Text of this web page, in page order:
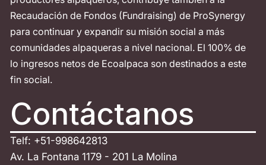
Recaudación de Fondos (Fundraising) de ProSynergy
para continuar y expandir su misión social a más
comunidades alpaqueras a nivel nacional. El 100% de
lo ingresos netos de Ecoalpaca son destinados a este
fin social.
Contáctanos
Telf: +51-998642813
Av. La Fontana 1179 - 201 La Molina